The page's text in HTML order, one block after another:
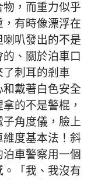
，而重力似乎
有時像漂浮在
叭發出的不是
的、關於泊車口
刺耳的剎車
戴著白色安全
的不是警棍，
角度儀，臉上
度基本法！斜
車警察用一個
「我、我沒有